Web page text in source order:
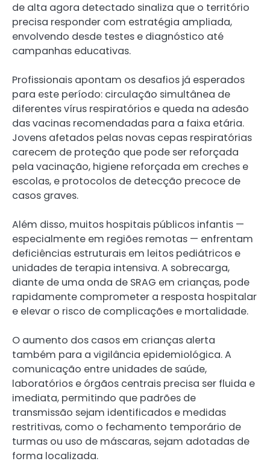
de alta agora detectado sinaliza que o território
precisa responder com estratégia ampliada,
envolvendo desde testes e diagnóstico até
campanhas educativas.
Profissionais apontam os desafios já esperados
para este período: circulação simultânea de
diferentes vírus respiratórios e queda na adesão
das vacinas recomendadas para a faixa etária.
Jovens afetados pelas novas cepas respiratórias
carecem de proteção que pode ser reforçada
pela vacinação, higiene reforçada em creches e
escolas, e protocolos de detecção precoce de
casos graves.
Além disso, muitos hospitais públicos infantis —
especialmente em regiões remotas — enfrentam
deficiências estruturais em leitos pediátricos e
unidades de terapia intensiva. A sobrecarga,
diante de uma onda de SRAG em crianças, pode
rapidamente comprometer a resposta hospitalar
e elevar o risco de complicações e mortalidade.
O aumento dos casos em crianças alerta
também para a vigilância epidemiológica. A
comunicação entre unidades de saúde,
laboratórios e órgãos centrais precisa ser fluida e
imediata, permitindo que padrões de
transmissão sejam identificados e medidas
restritivas, como o fechamento temporário de
turmas ou uso de máscaras, sejam adotadas de
forma localizada.